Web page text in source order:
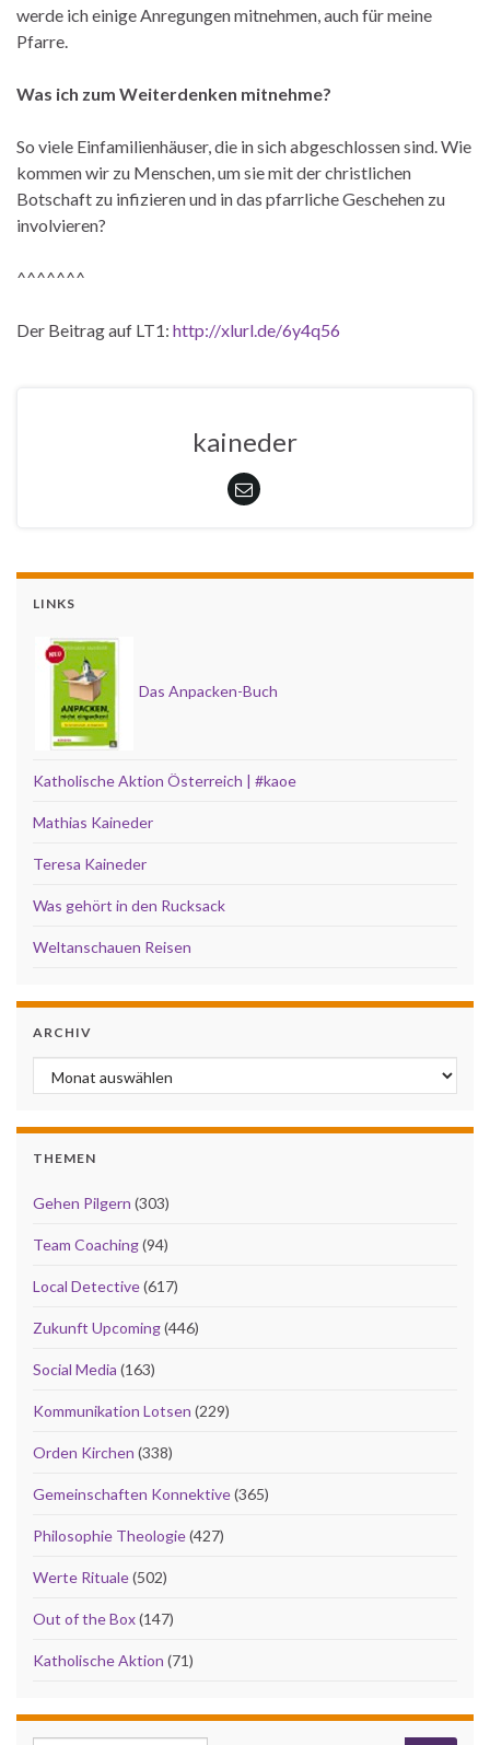
werde ich einige Anregungen mitnehmen, auch für meine
Pfarre.
Was ich zum Weiterdenken mitnehme?
So viele Einfamilienhäuser, die in sich abgeschlossen sind. Wie
kommen wir zu Menschen, um sie mit der christlichen
Botschaft zu infizieren und in das pfarrliche Geschehen zu
involvieren?
^^^^^^^
Der Beitrag auf LT1: http://xlurl.de/6y4q56
kaineder
LINKS
Das Anpacken-Buch
Katholische Aktion Österreich | #kaoe
Mathias Kaineder
Teresa Kaineder
Was gehört in den Rucksack
Weltanschauen Reisen
ARCHIV
Archiv
THEMEN
Gehen Pilgern (303)
Team Coaching(94)
Local Detective(617)
Zukunft Upcoming(446)
Social Media (163)
Kommunikation Lotsen (229)
Orden Kirchen (338)
Gemeinschaften Konnektive(365)
Philosophie Theologie(427)
Werte Rituale(502)
Out of the Box(147)
Katholische Aktion (71)